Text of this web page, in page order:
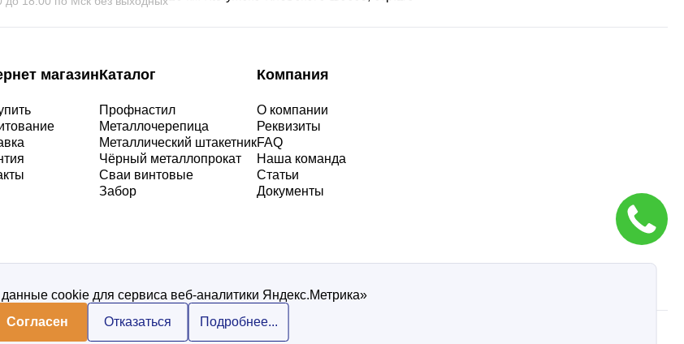
магазинКаталог
Профнастил
Металлочерепица
Металлический штакетник
Чёрный металлопрокат
Сваи винтовые
Забор
Компания
О компании
Реквизиты
FAQ
Наша команда
Статьи
Документы
Политика конфиденциальности
cookie для сервиса веб-аналитики Яндекс.Метрика»
Согласен
Отказаться Подробнее...